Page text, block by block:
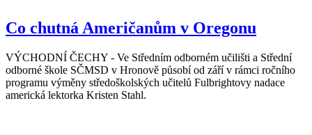
Co chutná Američanům v Oregonu
VÝCHODNÍ ČECHY - Ve Středním odborném učilišti a Střední
odborné škole SČMSD v Hronově působí od září v rámci ročního
programu výměny středoškolských učitelů Fulbrightovy nadace
americká lektorka Kristen Stahl.